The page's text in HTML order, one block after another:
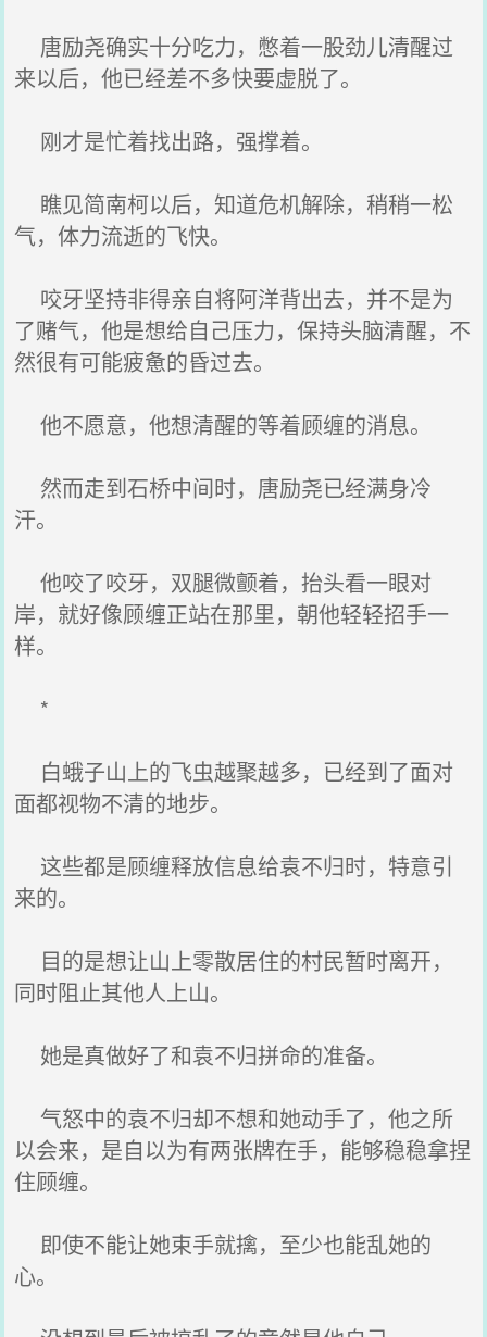
唐励尧确实十分吃力，憋着一股劲儿清醒过
来以后，他已经差不多快要虚脱了。
刚才是忙着找出路，强撑着。
瞧见简南柯以后，知道危机解除，稍稍一松
气，体力流逝的飞快。
咬牙坚持非得亲自将阿洋背出去，并不是为
了赌气，他是想给自己压力，保持头脑清醒，不
然很有可能疲惫的昏过去。
他不愿意，他想清醒的等着顾缠的消息。
然而走到石桥中间时，唐励尧已经满身冷
汗。
他咬了咬牙，双腿微颤着，抬头看一眼对
岸，就好像顾缠正站在那里，朝他轻轻招手一
样。
*
白蛾子山上的飞虫越聚越多，已经到了面对
面都视物不清的地步。
这些都是顾缠释放信息给袁不归时，特意引
来的。
目的是想让山上零散居住的村民暂时离开，
同时阻止其他人上山。
她是真做好了和袁不归拼命的准备。
气怒中的袁不归却不想和她动手了，他之所
以会来，是自以为有两张牌在手，能够稳稳拿捏
住顾缠。
即使不能让她束手就擒，至少也能乱她的
心。